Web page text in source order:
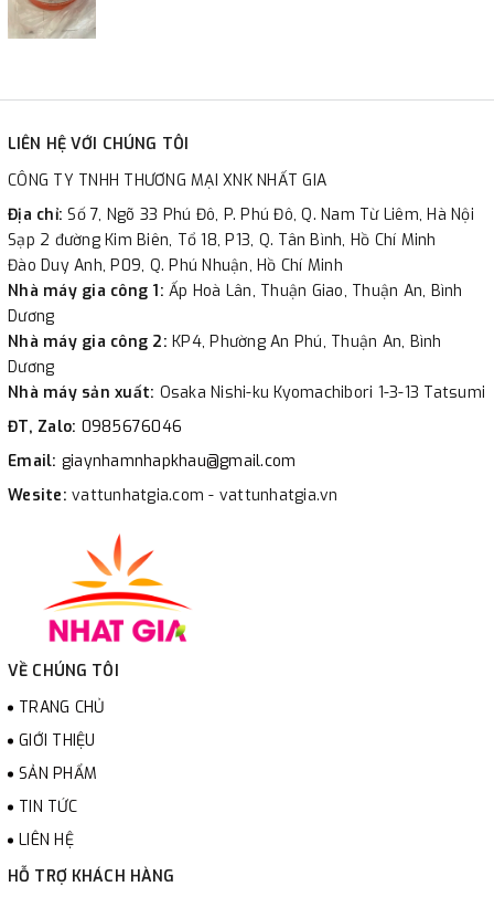
LIÊN HỆ VỚI CHÚNG TÔI
CÔNG TY TNHH THƯƠNG MẠI XNK NHẤT GIA
Địa chỉ:Số 7, Ngõ 33 Phú Đô, P. Phú Đô, Q. Nam Từ Liêm, Hà Nội
Sạp 2 đường Kim Biên, Tổ 18, P13, Q. Tân Bình, Hồ Chí Minh
Đào Duy Anh, P09, Q. Phú Nhuận, Hồ Chí Minh
Nhà máy gia công 1: Ấp Hoà Lân, Thuận Giao, Thuận An, Bình
Dương
Nhà máy gia công 2: KP4, Phường An Phú, Thuận An, Bình
Dương
Nhà máy sản xuất: Osaka Nishi-ku Kyomachibori 1-3-13 Tatsumi
ĐT, Zalo: 0985676046
Email: giaynhamnhapkhau@gmail.com
Wesite: vattunhatgia.com - vattunhatgia.vn
VỀ CHÚNG TÔI
TRANG CHỦ
GIỚI THIỆU
SẢN PHẨM
TIN TỨC
LIÊN HỆ
HỖ TRỢ KHÁCH HÀNG